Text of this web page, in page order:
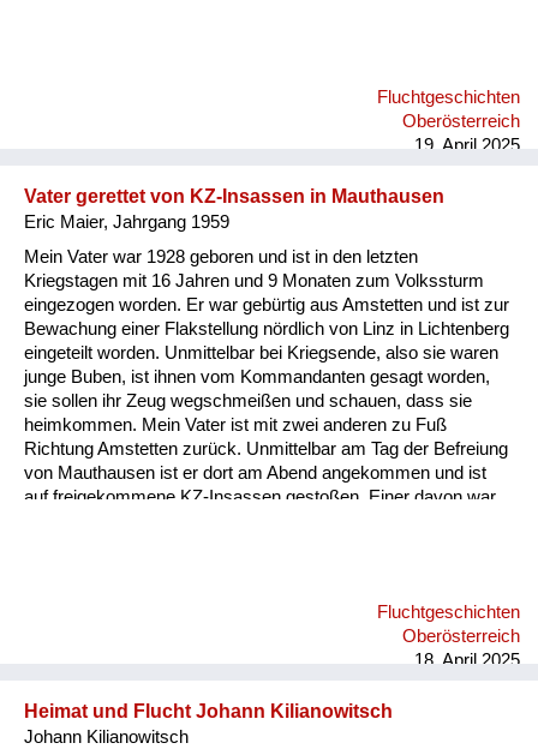
wurde dann Vizekanzler. Die Verbindung dieser Menschen,
Fluchtgeschichten
Oberösterreich
19. April 2025
Vater gerettet von KZ-Insassen in Mauthausen
Eric Maier, Jahrgang 1959
Mein Vater war 1928 geboren und ist in den letzten
Kriegstagen mit 16 Jahren und 9 Monaten zum Volkssturm
eingezogen worden. Er war gebürtig aus Amstetten und ist zur
Bewachung einer Flakstellung nördlich von Linz in Lichtenberg
eingeteilt worden. Unmittelbar bei Kriegsende, also sie waren
junge Buben, ist ihnen vom Kommandanten gesagt worden,
sie sollen ihr Zeug wegschmeißen und schauen, dass sie
heimkommen. Mein Vater ist mit zwei anderen zu Fuß
Richtung Amstetten zurück. Unmittelbar am Tag der Befreiung
von Mauthausen ist er dort am Abend angekommen und ist
auf freigekommene KZ-Insassen gestoßen. Einer davon war
erschießt. Das heißt, er hat dem wahrscheinlich sein Leben zu
verdanken. Mein Vater hat mir das wiederholt erzählt, es dürfte
Fluchtgeschichten
Oberösterreich
18. April 2025
Heimat und Flucht Johann Kilianowitsch
Johann Kilianowitsch